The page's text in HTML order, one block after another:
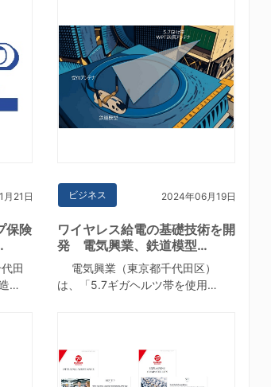
21日
保険
田
…
ビジネス 2024年06月19日
ワイヤレス給電の基礎技術を開
発 電気興業、鉄道模型…
電気興業（東京都千代田区）
は、「5.7ギガヘルツ帯を使用…